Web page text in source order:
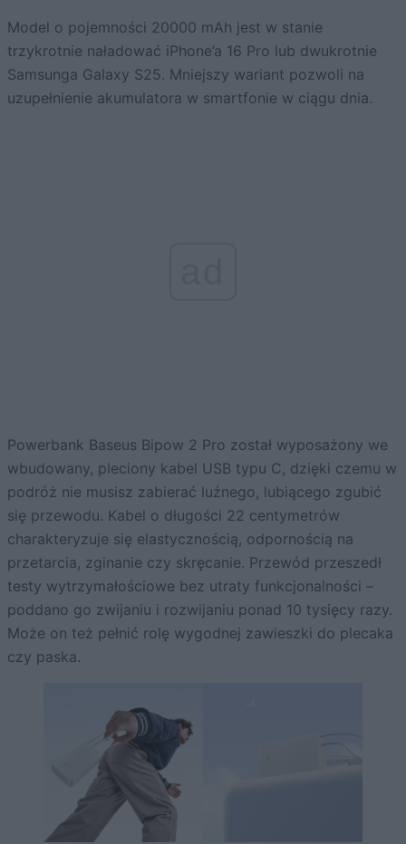
Model o pojemności 20000 mAh jest w stanie
trzykrotnie naładować iPhone’a 16 Pro lub dwukrotnie
Samsunga Galaxy S25. Mniejszy wariant pozwoli na
uzupełnienie akumulatora w smartfonie w ciągu dnia.
Powerbank Baseus Bipow 2 Pro został wyposażony we
wbudowany, pleciony kabel USB typu C, dzięki czemu w
podróż nie musisz zabierać luźnego, lubiącego zgubić
się przewodu. Kabel o długości 22 centymetrów
charakteryzuje się elastycznością, odpornością na
przetarcia, zginanie czy skręcanie. Przewód przeszedł
testy wytrzymałościowe bez utraty funkcjonalności –
poddano go zwijaniu i rozwijaniu ponad 10 tysięcy razy.
Może on też pełnić rolę wygodnej zawieszki do plecaka
czy paska.